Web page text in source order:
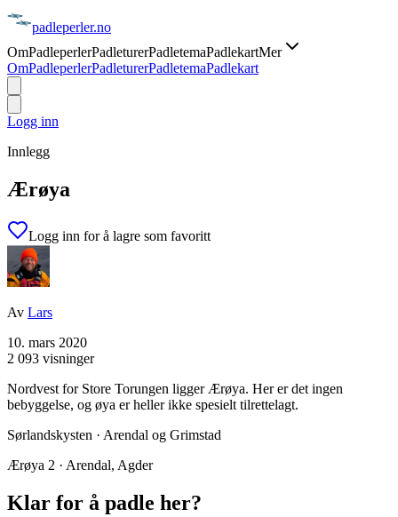
padleperler.no
OmPadleperlerPadleturerPadletemaPadlekartMer
OmPadleperlerPadleturerPadletemaPadlekart
Logg inn
Innlegg
Ærøya
Logg inn for å lagre som favoritt
Av Lars
10. mars 2020
2 093 visninger
Nordvest for Store Torungen ligger Ærøya. Her er det ingen
bebyggelse, og øya er heller ikke spesielt tilrettelagt.
Sørlandskysten · Arendal og Grimstad
Ærøya 2 · Arendal, Agder
Klar for å padle her?